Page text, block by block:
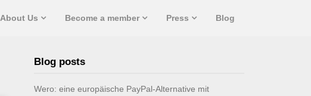
About Us Become a member Press Blog
Blog posts
Wero: eine europäische PayPal-Alternative mit